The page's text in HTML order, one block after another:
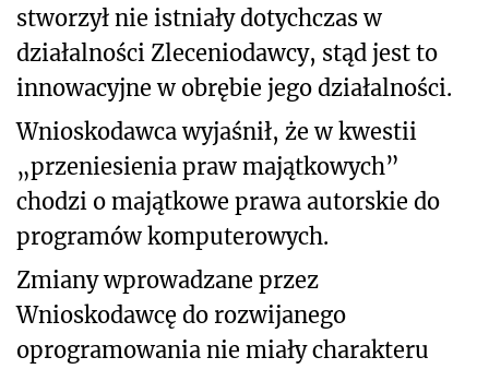
stworzył nie istniały dotychczas w
działalności Zleceniodawcy, stąd jest to
innowacyjne w obrębie jego działalności.
Wnioskodawca wyjaśnił, że w kwestii
„przeniesienia praw majątkowych”
chodzi o majątkowe prawa autorskie do
programów komputerowych.
Zmiany wprowadzane przez
Wnioskodawcę do rozwijanego
oprogramowania nie miały charakteru